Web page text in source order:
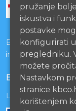
Bolnice s kojima je
integraciji
EU PROJEKTI
Lista projekata
pružanje
iskustva i
postavke
konfigurirati
pregledniku.
možete
Nastavkom
stranice
korištenjem